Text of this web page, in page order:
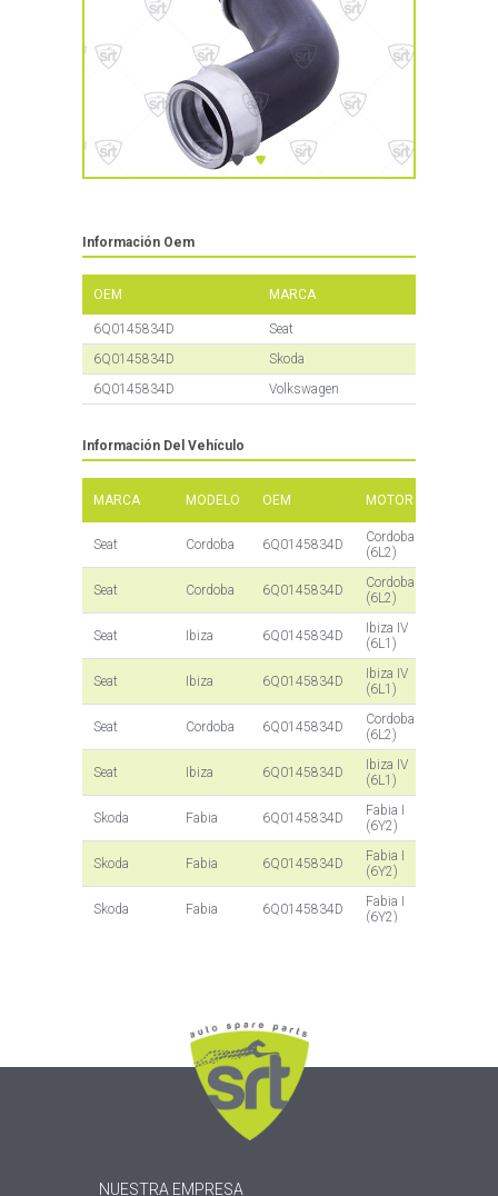
Información Oem
OEM MARCA
6Q0145834D
Seat
6Q0145834D
Skoda
6Q0145834D
Volkswagen
Información Del Vehículo
MARCA MODELO OEM MOTOR
Seat Cordoba 6Q0145834D
Cordoba
(6L2)
Seat Cordoba 6Q0145834D
Cordoba
(6L2)
Seat Ibiza 6Q0145834D
Ibiza IV
(6L1)
Seat Ibiza 6Q0145834D
Ibiza IV
(6L1)
Seat Cordoba 6Q0145834D
Cordoba
(6L2)
Seat Ibiza 6Q0145834D
Ibiza IV
(6L1)
Skoda Fabia 6Q0145834D
Fabia I
(6Y2)
Skoda Fabia 6Q0145834D
Fabia I
(6Y2)
Skoda Fabia 6Q0145834D
Fabia I
(6Y2)
Polo 6Q0145834D
NUESTRA EMPRESA